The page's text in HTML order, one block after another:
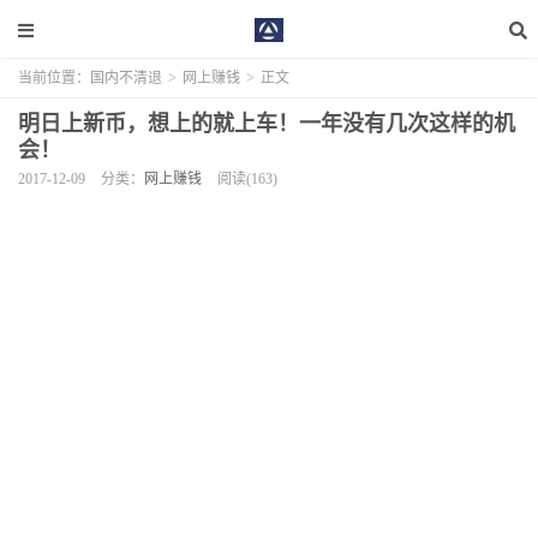
当前位置： 国内不清退 > 网上赚钱 > 正文
明日上新币，想上的就上车！一年没有几次这样的机
会！
2017-12-09 分类： 网上赚钱 阅读(163)